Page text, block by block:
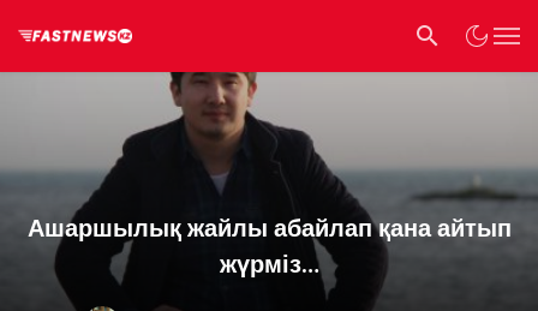
Ашаршылық жайлы абайлап қана айтып
жүрміз…